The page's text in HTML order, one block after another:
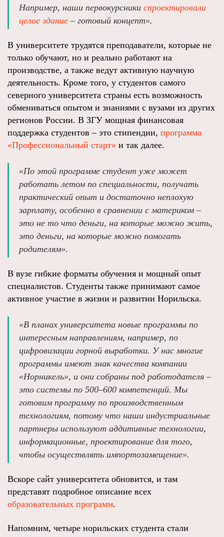
Например, наши первокурсники спроектировали
целое здание – готовый концепт».
В университете трудятся преподаватели, которые не
только обучают, но и реально работают на
производстве, а также ведут активную научную
деятельность. Кроме того, у студентов самого
северного университета страны есть возможность
обмениваться опытом и знаниями с вузами из других
регионов России. В ЗГУ мощная финансовая
поддержка студентов – это стипендии, программа
«Профессиональный старт» и так далее.
«По этой программе студент уже может
работать летом по специальности, получать
практический опыт и достаточно неплохую
зарплату, особенно в сравнении с материком –
это не то что деньги, на которые можно жить,
это деньги, на которые можно помогать
родителям».
В вузе гибкие форматы обучения и мощный опыт
специалистов. Студенты также принимают самое
активное участие в жизни и развитии Норильска.
«В планах университета новые программы по
интересным направлениям, например, по
цифровизации горной выработки. У нас многие
программы имеют знак качества компании
«Норникель», и они собраны под работодателя –
это системы по 500–600 компетенций. Мы
готовим программу по производственным
технологиям, потому что наши индустриальные
партнеры используют аддитивные технологии,
информационные, проектирование для того,
чтобы осуществлять импортозамещение».
Вскоре сайт университета обновится, и там
представят подробное описание всех
образовательных программ.
Напомним, четыре норильских студента стали